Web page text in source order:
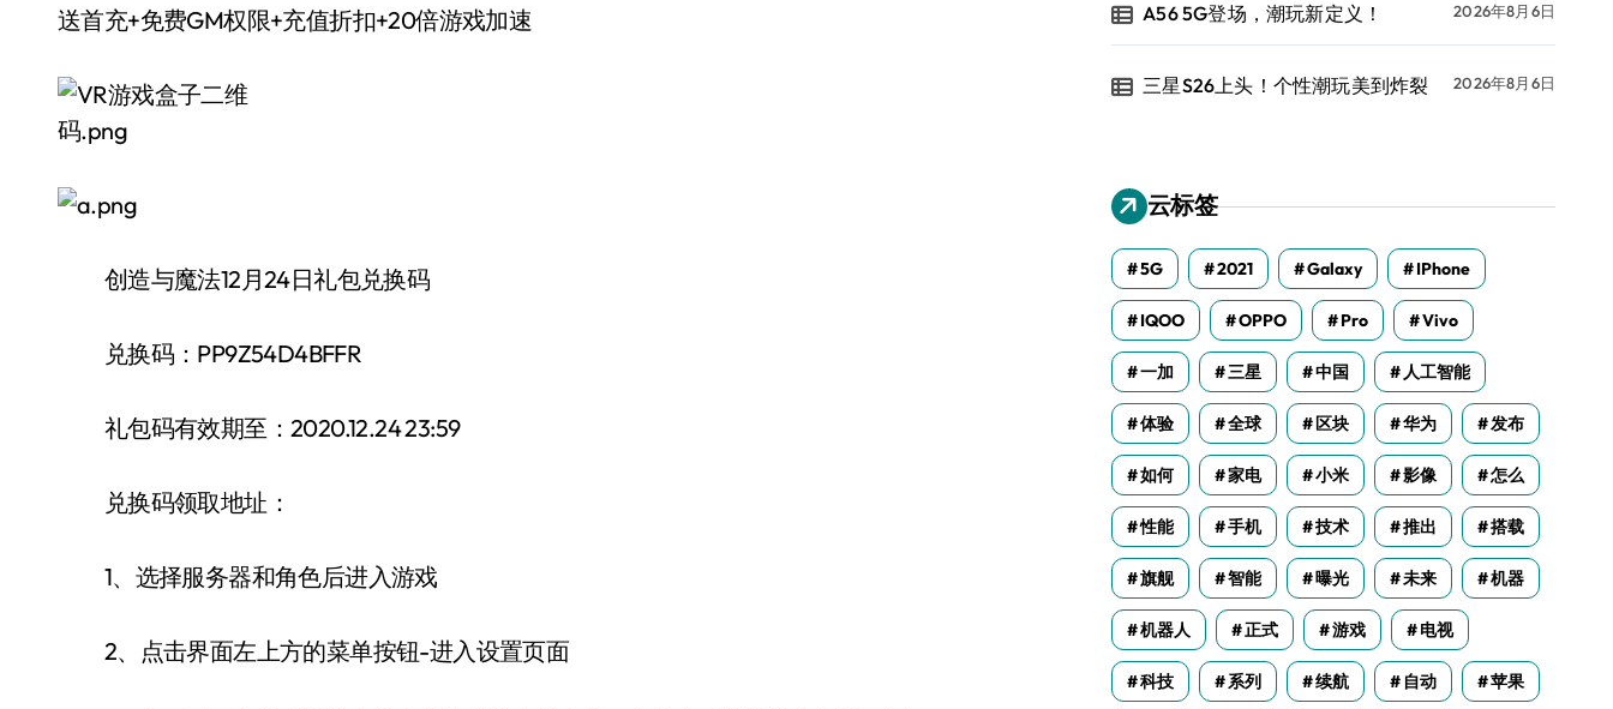
送首充+免费GM权限+充值折扣+20倍游戏加速
创造与魔法12月24日礼包兑换码
兑换码：PP9Z54D4BFFR
礼包码有效期至：2020.12.24 23:59
兑换码领取地址：
1、选择服务器和角色后进入游戏
2、点击界面左上方的菜单按钮-进入设置页面
A56 5G登场，潮玩新定义！ 2026年8月6日
三星S26上头！个性潮玩美到炸裂 2026年8月6日
云标签
5G 2021 Galaxy IPhone
IQOO OPPO Pro Vivo
一加 三星 中国 人工智能
体验 全球 区块 华为 发布
如何 家电 小米 影像 怎么
性能 手机 技术 推出 搭载
旗舰 智能 曝光 未来 机器
机器人 正式 游戏 电视
科技 系列 续航 自动 苹果